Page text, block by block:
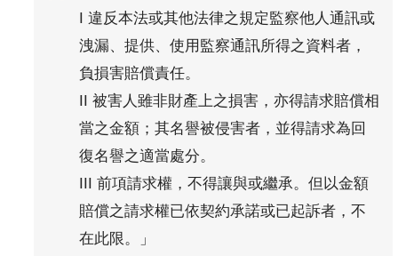
I 違反本法或其他法律之規定監察他人通訊或
洩漏、提供、使用監察通訊所得之資料者，
負損害賠償責任。
II 被害人雖非財產上之損害，亦得請求賠償相
當之金額；其名譽被侵害者，並得請求為回
復名譽之適當處分。
III 前項請求權，不得讓與或繼承。但以金額
賠償之請求權已依契約承諾或已起訴者，不
在此限。」